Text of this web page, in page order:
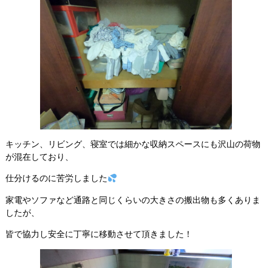
キッチン、リビング、寝室では細かな収納スペースにも沢山の荷物
が混在しており、
仕分けるのに苦労しました
家電やソファなど通路と同じくらいの大きさの搬出物も多くありま
したが、
皆で協力し安全に丁寧に移動させて頂きました！